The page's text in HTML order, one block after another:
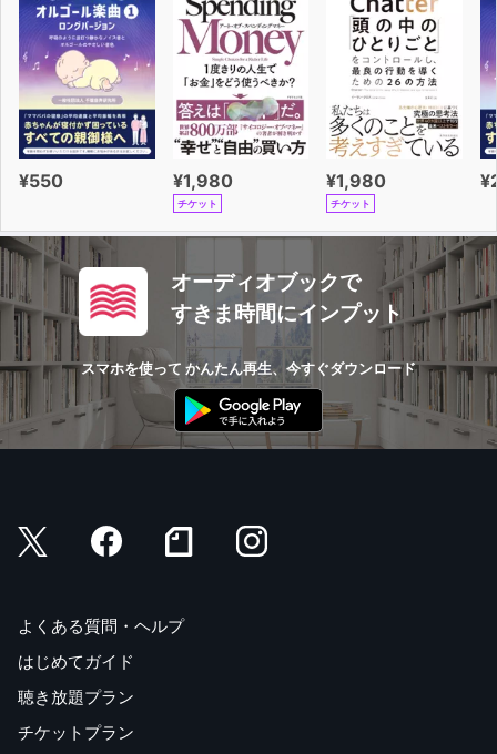
¥550 ¥1,980
チケット
¥1,980
チケット
オーディオブックで
すきま時間にインプット
スマホを使って かんたん再生、今すぐダウンロード
よくある質問・ヘルプ
はじめてガイド
聴き放題プラン
チケットプラン